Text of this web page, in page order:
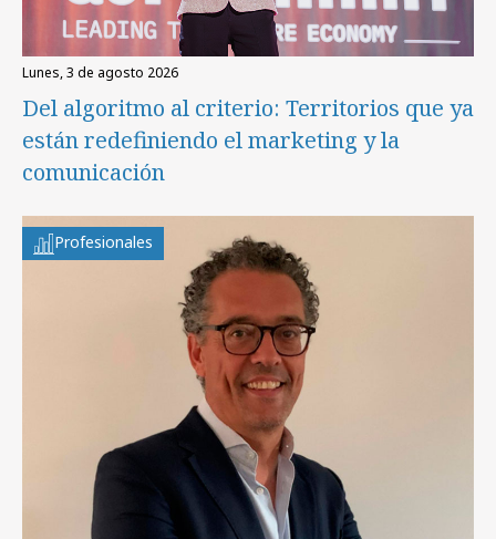
lunes, 3 de agosto 2026
Del algoritmo al criterio: Territorios que ya
están redefiniendo el marketing y la
comunicación
Profesionales